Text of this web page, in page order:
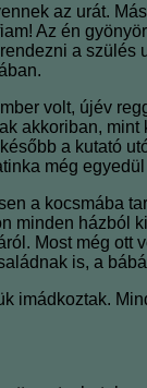
az urát.
Az én
a szülés
volt, újév
akkoriban,
a kutató
még
a kocsmába
minden házból
Most még ott
is, a
imádkoztak.